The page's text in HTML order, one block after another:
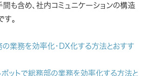
間も含め、社内コミュニケーションの構造
。
の業務を効率化・DX化する方法とおすす
ボットで総務部の業務を効率化する方法と